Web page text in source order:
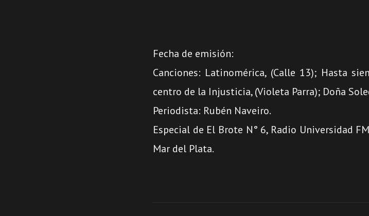
Fecha de emisión:
Canciones: Latinomérica, (Calle 13); Hasta
centro de la Injusticia, (Violeta Parra); Doña
Periodista: Rubén Naveiro.
Especial de El Brote N° 6, Radio Universidad
Mar del Plata.